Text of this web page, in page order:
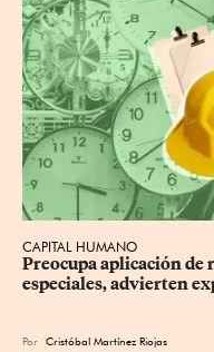
CAPITAL HUMANO
Preocupa aplicación de
especiales, advierten
Por Cristóbal Martínez Riojas